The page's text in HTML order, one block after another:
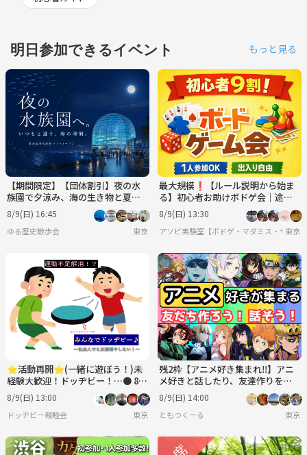
明日参加できるイベント もっと見る
【期間限定】【団体割引】夜の水
族園で夕涼み、海の生き物と夏の
ひんやり時間を楽しもう🐟✨
8/9(日) 16:45
ゆる歴史散歩会 東京
最大規模❗️【ルール説明から始ま
る】初心者お助けボドゲ会｜途中
参加OK 8/9
8/9(日) 13:30
アソビ実験室【ボドゲ・マダミス・サバゲ
東京
⭐︎活動再開⭐︎(一緒に遊ぼう！)未
経験大歓迎！ドッヂビー！…● 8月
9日(日)13:00〜
8/9(日) 13:00
ドッヂビー親睦会 東京
残2枠【アニメ好き集まれ‼️】アニ
メ好きと話したり、友達作りをし
よう✨️【🔰新規大歓迎】【20代30
代】
8/9(日) 14:00
ともつくーる 東京